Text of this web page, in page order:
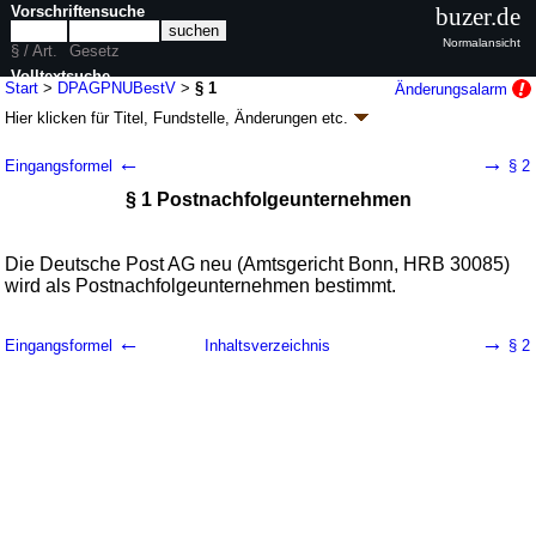
Start > DPAGPNUBestV >§ 1
Änderungsalarm
Hier klicken fürTitel, Fundstelle, Änderungen etc.
Deutschen Post AG neu als
Postnachfolgeunternehmen (DPAGPNUBestV)
Inkrafttreten wird noch bekanntgegeben, siehe § 3; FNA: 900-10-4-59
Deutsche Post AG, Deutsche Postbank AG, Deutsche Telekom AG
Eingangsformel ← → § 2
§ 1 Postnachfolgeunternehmen
Die Deutsche Post AG neu (Amtsgericht Bonn, HRB 30085)
wird als Postnachfolgeunternehmen bestimmt.
Eingangsformel ← Inhaltsverzeichnis → § 2
Vorschriftensuche
§ / Art.
Gesetz
Volltextsuche
nur in DPAGPNUBestV
buzer.de
Normalansicht